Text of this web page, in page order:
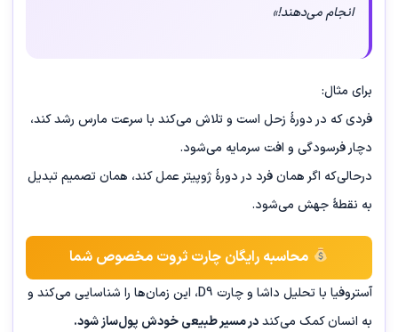
انجام می‌دهند!»
برای مثال:
فردی که در دورهٔ زحل است و تلاش می‌کند با سرعت مارس رشد کند،
دچار فرسودگی و افت سرمایه می‌شود.
درحالی‌که اگر همان فرد در دورهٔ ژوپیتر عمل کند، همان تصمیم تبدیل
به نقطهٔ جهش می‌شود.
محاسبه رایگان چارت ثروت مخصوص شما
آستروفیا با تحلیل داشا و چارت D9، این زمان‌ها را شناسایی می‌کند و
به انسان کمک می‌کنددر مسیر طبیعی خودش پول‌ساز شود.